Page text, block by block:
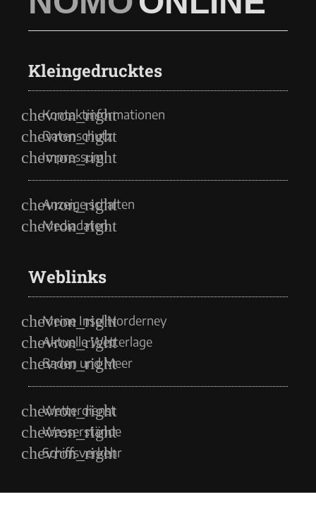
Kleingedrucktes
Kontaktinformationen
Datenschutz
Impressum
Anzeige schalten
Mediadaten
Weblinks
Meine Insel Norderney
Aktuelle Wetterlage
Baden und Meer
Wetterdienst
Wasserstände
Schiffsverkehr